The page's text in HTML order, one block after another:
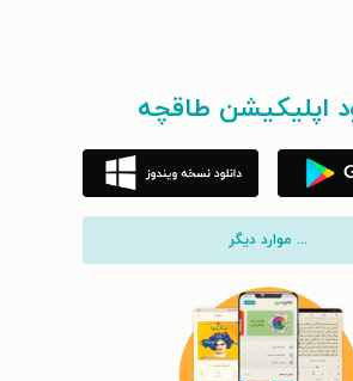
اپلیکیشن طاقچه
... موارد دیگر